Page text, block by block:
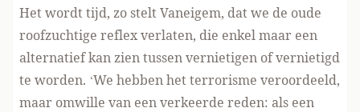
Het wordt tijd, zo stelt Vaneigem, dat we de oude
roofzuchtige reflex verlaten, die enkel maar een
alternatief kan zien tussen vernietigen of vernietigd
te worden. ‘We hebben het terrorisme veroordeeld,
maar omwille van een verkeerde reden: als een